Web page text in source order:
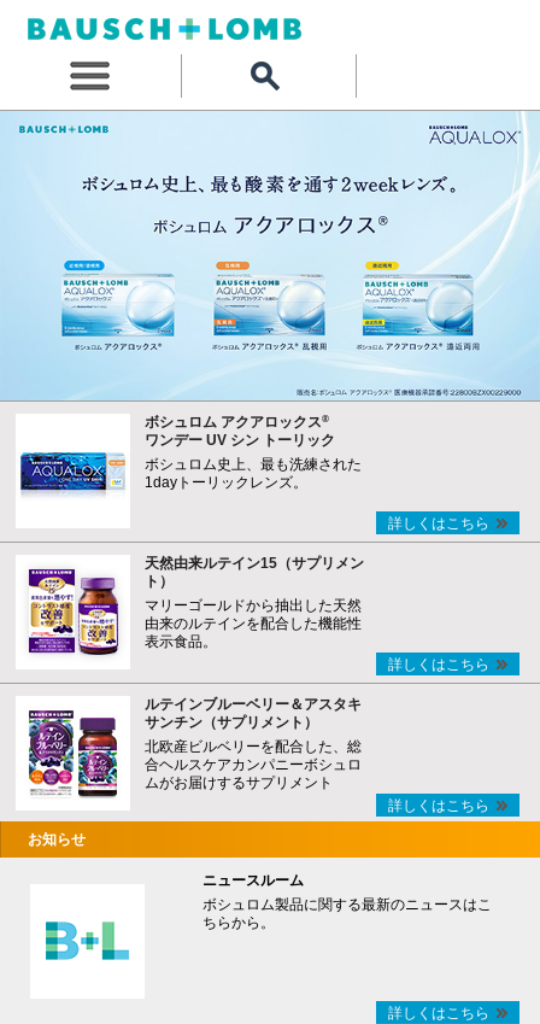
ボシュロム アクアロックス®
ワンデー UV シン トーリック
ボシュロム史上、最も洗練された
1dayトーリックレンズ。
詳しくはこちら
天然由来ルテイン15（サプリメン
ト）
マリーゴールドから抽出した天然
由来のルテインを配合した機能性
表示食品。
詳しくはこちら
ルテインブルーベリー＆アスタキ
サンチン（サプリメント）
北欧産ビルベリーを配合した、総
合ヘルスケアカンパニーボシュロ
ムがお届けするサプリメント
詳しくはこちら
お知らせ
ニュースルーム
ボシュロム製品に関する最新のニュースはこ
ちらから。
詳しくはこちら